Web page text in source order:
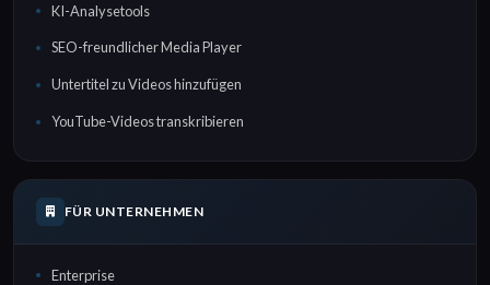
KI-Analysetools
SEO-freundlicher Media Player
Untertitel zu Videos hinzufügen
YouTube-Videos transkribieren
FÜR UNTERNEHMEN
Enterprise